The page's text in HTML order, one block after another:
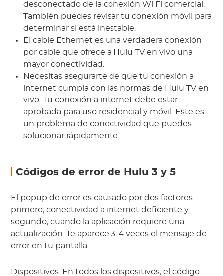
desconectado de la conexión Wi Fi comercial.
También puedes revisar tu conexión móvil para
determinar si está inestable.
El cable Ethernet es una verdadera conexión
por cable que ofrece a Hulu TV en vivo una
mayor conectividad.
Necesitas asegurarte de que tu conexión a
internet cumpla con las normas de Hulu TV en
vivo. Tu conexión a internet debe estar
aprobada para uso residencial y móvil. Este es
un problema de conectividad que puedes
solucionar rápidamente.
Códigos de error de Hulu 3 y 5
El popup de error es causado por dos factores:
primero, conectividad a internet deficiente y
segundo, cuando la aplicación requiere una
actualización. Te aparece 3-4 veces el mensaje de
error en tu pantalla.
Dispositivos: En todos los dispositivos, el código